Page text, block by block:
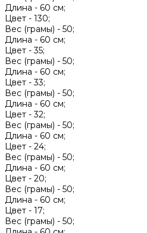
Длина - 60 см;
Цвет - 130;
Вес (грамы) - 50;
Длина - 60 см;
Цвет -35;
Вес (грамы) - 50;
Длина - 60 см;
Цвет -33;
Вес (грамы) - 50;
Длина - 60 см;
Цвет -32;
Вес (грамы) - 50;
Длина - 60 см;
Цвет - 24;
Вес (грамы) - 50;
Длина - 60 см;
Цвет - 20;
Вес (грамы) - 50;
Длина - 60 см;
Цвет - 17;
Вес (грамы) - 50;